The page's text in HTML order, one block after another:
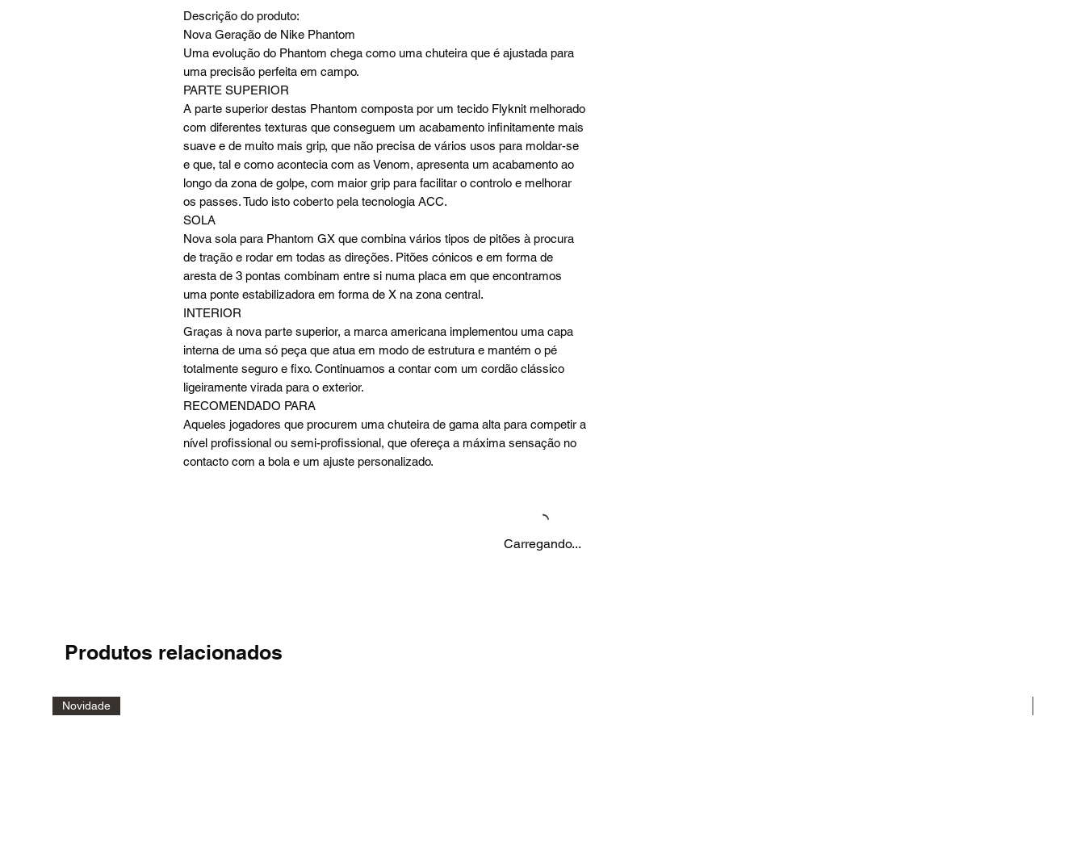
Descrição do produto:
Nova Geração de Nike Phantom
Uma evolução do Phantom chega como uma chuteira que é ajustada para
uma precisão perfeita em campo.
PARTE SUPERIOR
A parte superior destas Phantom composta por um tecido Flyknit melhorado
com diferentes texturas que conseguem um acabamento infinitamente mais
suave e de muito mais grip, que não precisa de vários usos para moldar-se
e que, tal e como acontecia com as Venom, apresenta um acabamento ao
longo da zona de golpe, com maior grip para facilitar o controlo e melhorar
os passes. Tudo isto coberto pela tecnologia ACC.
SOLA
Nova sola para Phantom GX que combina vários tipos de pitões à procura
de tração e rodar em todas as direções. Pitões cónicos e em forma de
aresta de 3 pontas combinam entre si numa placa em que encontramos
uma ponte estabilizadora em forma de X na zona central.
INTERIOR
Graças à nova parte superior, a marca americana implementou uma capa
interna de uma só peça que atua em modo de estrutura e mantém o pé
totalmente seguro e fixo. Continuamos a contar com um cordão clássico
ligeiramente virada para o exterior.
RECOMENDADO PARA
Aqueles jogadores que procurem uma chuteira de gama alta para competir a
nível profissional ou semi-profissional, que ofereça a máxima sensação no
contacto com a bola e um ajuste personalizado.
Carregando...
Produtos relacionados
Novidade